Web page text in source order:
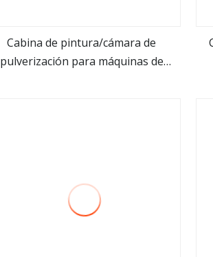
ver más
Cabina de pintura/cámara de
pulverización para máquinas de